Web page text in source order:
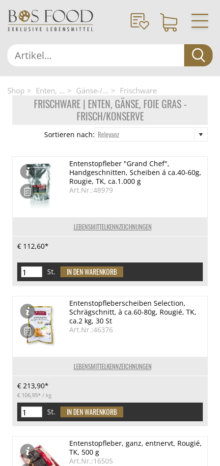
Shop Enten, ... Gänse-/... Frischware
FRISCHWARE | ENTEN, GÄNSE, FOIE GRAS -
FRISCH/KONSERVE
Sortieren nach: Relevanz
LEBENSMITTELKENNZEICHNUNGEN
Entenstopfleber "Grand Chef",
Handgeschnitten, Scheiben á ca.40-60g,
Rougie, TK, ca.1.000 g
Art.Nr.:48979
€ 112,60*
St.
LEBENSMITTELKENNZEICHNUNGEN
Entenstopfleberscheiben Selection,
Schrägschnitt, à ca.60-80g, Rougié, TK,
ca.2 kg, 30 St
Art.Nr.:46376
€ 213,90*
€ 106,95* / kg
St.
Entenstopfleber, ganz, entnervt, Rougié,
TK, 500 g
Art.Nr.:16505